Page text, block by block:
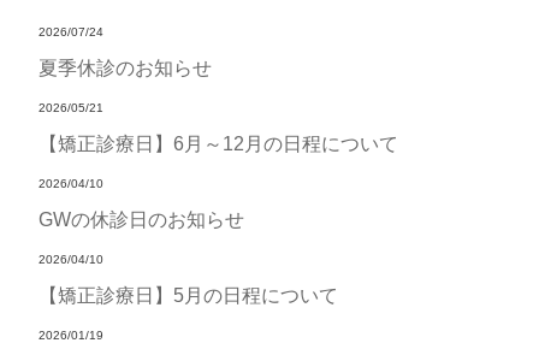
2026/07/24
夏季休診のお知らせ
2026/05/21
【矯正診療日】6月～12月の日程について
2026/04/10
GWの休診日のお知らせ
2026/04/10
【矯正診療日】5月の日程について
2026/01/19